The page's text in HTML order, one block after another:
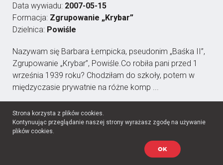
Data wywiadu: 2007-05-15
Formacja: Zgrupowanie „Krybar”
Dzielnica: Powiśle
Nazywam się Barbara Łempicka, pseudonim „Baśka II”,
Zgrupowanie „Krybar”, Powiśle.Co robiła pani przed 1
września 1939 roku? Chodziłam do szkoły, potem w
międzyczasie prywatnie na różne komp ...
Strona korzysta z plików cookies.
Kontynuując przeglądanie naszej strony wyrażasz zgodę na używanie
plików cookies.
OK